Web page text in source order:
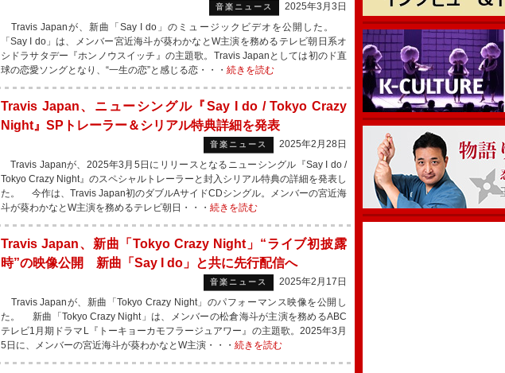
音楽ニュース
2025年3月3日
Travis Japanが、新曲「Say I do」のミュージックビデオを公開した。
「Say I do」は、メンバー宮近海斗が葵わかなとW主演を務めるテレビ朝日系オ
シドラサタデー『ホンノウスイッチ』の主題歌。Travis Japanとしては初のド直
球の恋愛ソングとなり、“一生の恋”と感じる恋・・・ 続きを読む
Travis Japan、ニューシングル『Say I do / Tokyo Crazy
Night』SPトレーラー＆シリアル特典詳細を発表
音楽ニュース
2025年2月28日
Travis Japanが、2025年3月5日にリリースとなるニューシングル『Say I do /
Tokyo Crazy Night』のスペシャルトレーラーと封入シリアル特典の詳細を発表し
た。 今作は、Travis Japan初のダブルAサイドCDシングル。メンバーの宮近海
斗が葵わかなとW主演を務めるテレビ朝日・・・ 続きを読む
Travis Japan、新曲「Tokyo Crazy Night」“ライブ初披露
時”の映像公開 新曲「Say I do」と共に先行配信へ
音楽ニュース
2025年2月17日
Travis Japanが、新曲「Tokyo Crazy Night」のパフォーマンス映像を公開し
た。 新曲「Tokyo Crazy Night」は、メンバーの松倉海斗が主演を務めるABC
テレビ1月期ドラマL『トーキョーカモフラージュアワー』の主題歌。2025年3月
5日に、メンバーの宮近海斗が葵わかなとW主演・・・ 続きを読む